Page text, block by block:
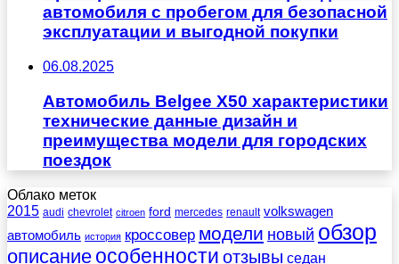
автомобиля с пробегом для безопасной
эксплуатации и выгодной покупки
06.08.2025
Автомобиль Belgee X50 характеристики
технические данные дизайн и
преимущества модели для городских
поездок
Облако меток
2015 audi chevrolet citroen ford mercedes renault volkswagen
автомобиль история кроссовер модели новый обзор
описание особенности отзывы седан